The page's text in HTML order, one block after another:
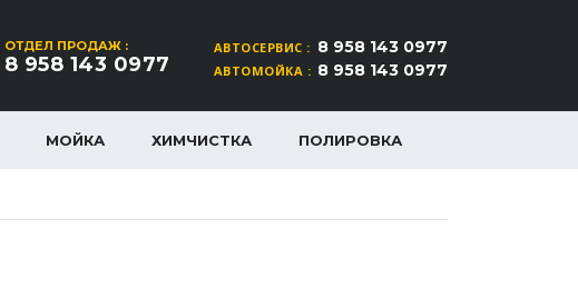
АВТОСЕРВИС : 8 958 143 0977
АВТОМОЙКА : 8 958 143 0977
ОТДЕЛ ПРОДАЖ :
8 958 143 0977
МОЙКА ХИМЧИСТКА ПОЛИРОВКА